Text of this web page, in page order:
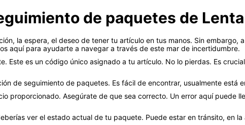
de paquetes de Lenta
la espera, el deseo de tener tu artículo en tus manos. Sin embargo,
aquí para ayudarte a navegar a través de este mar de incertidumbre.
Este es un código único asignado a tu artículo. No lo pierdas. Es
de seguimiento de paquetes. Es fácil de encontrar, usualmente está
proporcionado. Asegúrate de que sea correcto. Un error aquí puede
ver el estado actual de tu paquete. Puede estar en tránsito, en